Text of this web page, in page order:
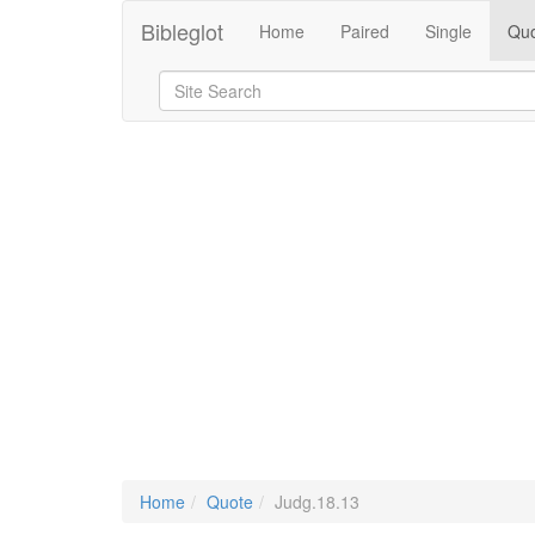
Bibleglot Home Paired Single
Home Quote Judg.18.13